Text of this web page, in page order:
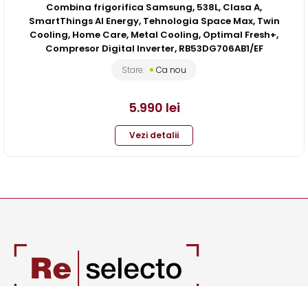
Combina frigorifica Samsung, 538L, Clasa A,
SmartThings AI Energy, Tehnologia Space Max, Twin
Cooling, Home Care, Metal Cooling, Optimal Fresh+,
Compresor Digital Inverter, RB53DG706AB1/EF
Stare: Ca nou
5.990 lei
Vezi detalii